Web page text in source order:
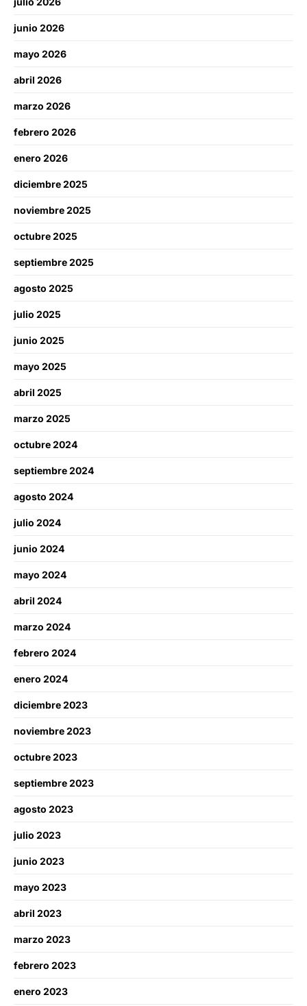
junio 2026
mayo 2026
abril 2026
marzo 2026
febrero 2026
enero 2026
diciembre 2025
noviembre 2025
octubre 2025
septiembre 2025
agosto 2025
julio 2025
junio 2025
mayo 2025
abril 2025
marzo 2025
octubre 2024
septiembre 2024
agosto 2024
julio 2024
junio 2024
mayo 2024
abril 2024
marzo 2024
febrero 2024
enero 2024
diciembre 2023
noviembre 2023
octubre 2023
septiembre 2023
agosto 2023
julio 2023
junio 2023
mayo 2023
abril 2023
marzo 2023
febrero 2023
enero 2023